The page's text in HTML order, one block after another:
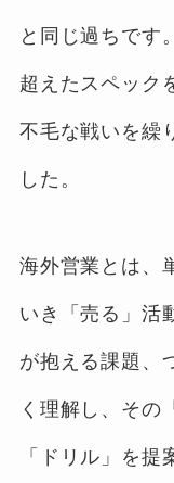
と同じ過ちです
超えたスペック
不毛な戦いを繰
した。
海外営業とは、
いき「売る」活
が抱える課題、
く理解し、その
「ドリル」を提